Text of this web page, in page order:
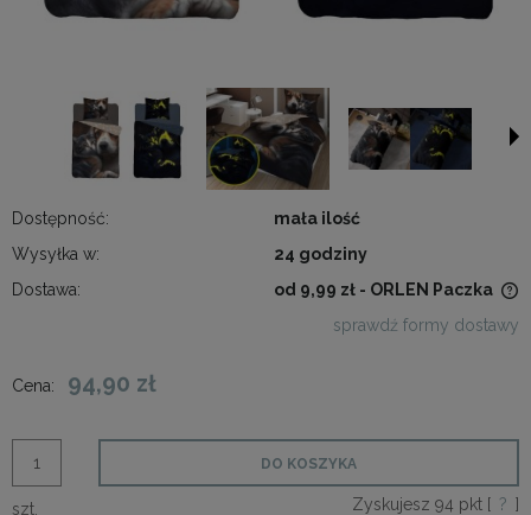
Dostępność:
mała ilość
Wysyłka w:
24 godziny
Dostawa:
od 9,99 zł - ORLEN Paczka
sprawdź formy dostawy
Cena: 94,90 zł
szt.
DO KOSZYKA
Zyskujesz 94 pkt [ ? ]